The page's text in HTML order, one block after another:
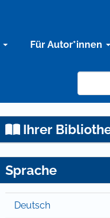
Für Autor*innen
Ihrer
Sprache
Deutsch